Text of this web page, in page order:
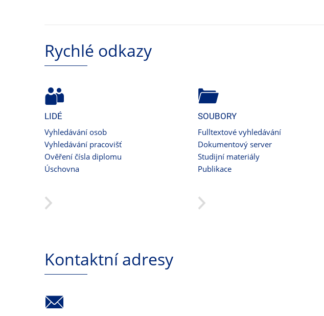
Rychlé odkazy
LIDÉ
Vyhledávání osob
Vyhledávání pracovišť
Ověření čísla diplomu
Úschovna
SOUBORY
Fulltextové vyhledávání
Dokumentový server
Studijní materiály
Publikace
Kontaktní adresy